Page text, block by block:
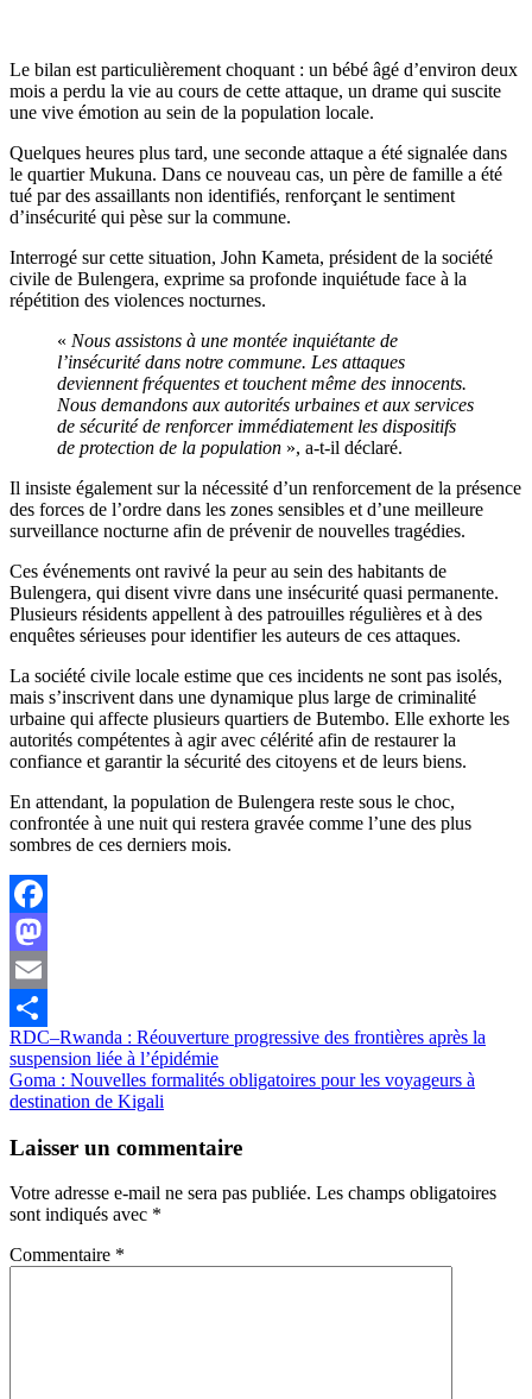
Le bilan est particulièrement choquant : un bébé âgé d’environ deux
mois a perdu la vie au cours de cette attaque, un drame qui suscite
une vive émotion au sein de la population locale.
Quelques heures plus tard, une seconde attaque a été signalée dans
le quartier Mukuna. Dans ce nouveau cas, un père de famille a été
tué par des assaillants non identifiés, renforçant le sentiment
d’insécurité qui pèse sur la commune.
Interrogé sur cette situation, John Kameta, président de la société
civile de Bulengera, exprime sa profonde inquiétude face à la
répétition des violences nocturnes.
« Nous assistons à une montée inquiétante de
l’insécurité dans notre commune. Les attaques
deviennent fréquentes et touchent même des innocents.
Nous demandons aux autorités urbaines et aux services
de sécurité de renforcer immédiatement les dispositifs
de protection de la population », a-t-il déclaré.
Il insiste également sur la nécessité d’un renforcement de la présence
des forces de l’ordre dans les zones sensibles et d’une meilleure
surveillance nocturne afin de prévenir de nouvelles tragédies.
Ces événements ont ravivé la peur au sein des habitants de
Bulengera, qui disent vivre dans une insécurité quasi permanente.
Plusieurs résidents appellent à des patrouilles régulières et à des
enquêtes sérieuses pour identifier les auteurs de ces attaques.
La société civile locale estime que ces incidents ne sont pas isolés,
mais s’inscrivent dans une dynamique plus large de criminalité
urbaine qui affecte plusieurs quartiers de Butembo. Elle exhorte les
autorités compétentes à agir avec célérité afin de restaurer la
confiance et garantir la sécurité des citoyens et de leurs biens.
En attendant, la population de Bulengera reste sous le choc,
confrontée à une nuit qui restera gravée comme l’une des plus
sombres de ces derniers mois.
Facebook
Mastodon
Email
Partager
Navigation
de
l’article
RDC–Rwanda : Réouverture progressive des frontières après la
suspension liée à l’épidémie
Goma : Nouvelles formalités obligatoires pour les voyageurs à
destination de Kigali
Laisser un commentaire
Votre adresse e-mail ne sera pas publiée. Les champs obligatoires
sont indiqués avec *
Commentaire *